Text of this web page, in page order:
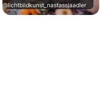
@lichtbildkunst_nastassjaadler